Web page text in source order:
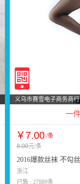
义乌市赛雪电子商务商行
一
￥7.00 /条
8.00元/条
2016爆款丝袜 不勾
袜子货源厂家定做批
浙江
已售 : 27889条